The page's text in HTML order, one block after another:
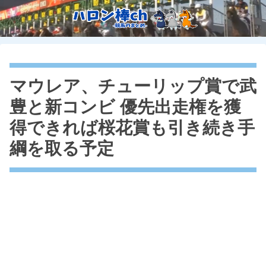
マウレア、チューリップ賞で武
豊と新コンビ 優先出走権を獲
得できれば桜花賞も引き続き手
綱を取る予定